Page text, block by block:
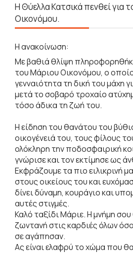
Η Θύελλα Κατσικά πενθεί για
Οικονόμου.
Η ανακοίνωση:
Με βαθιά θλίψη
του Μάριου Οικονόμου, ο
γενναιότητα τη δική του μάχη
μετά το σοβαρό τροχαίο
τόσο άδικα τη ζωή του.
Η είδηση του θανάτου του
οικογένειά του, τους φίλους
ολόκληρη την ποδοσφαιρική
γνώρισε και τον εκτίμησε ως
Εκφράζουμε τα πιο ειλικρινή
στους οικείους του και
δίνει δύναμη, κουράγιο και
αυτές στιγμές.
Καλό ταξίδι Μάριε. Η μνήμη
ζωντανή στις καρδιές όλων
σε αγάπησαν.
Ας είναι ελαφρύ το χώμα που